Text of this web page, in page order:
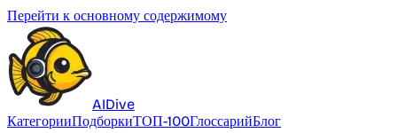
Перейти к основному содержимому
AIDive
КатегорииПодборкиТОП-100ГлоссарийБлог